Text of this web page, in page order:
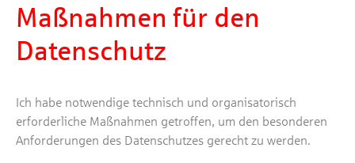
Maßnahmen für den
Datenschutz
Ich habe notwendige technisch und organisatorisch
erforderliche Maßnahmen getroffen, um den besonderen
Anforderungen des Datenschutzes gerecht zu werden.